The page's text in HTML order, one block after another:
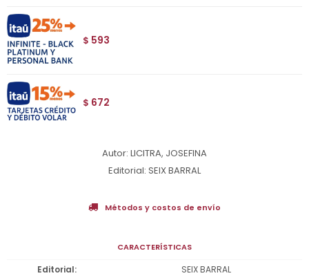
$ 593
$ 672
Autor: LICITRA, JOSEFINA
Editorial: SEIX BARRAL
Métodos y costos de envío
CARACTERÍSTICAS
Editorial
SEIX BARRAL